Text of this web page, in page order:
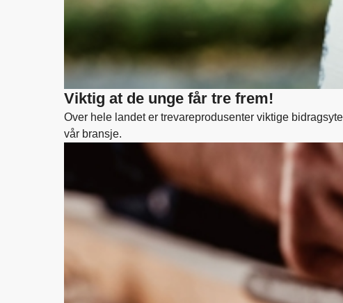
Viktig at de unge får tre frem!
Over hele landet er trevareprodusenter viktige
vår bransje.